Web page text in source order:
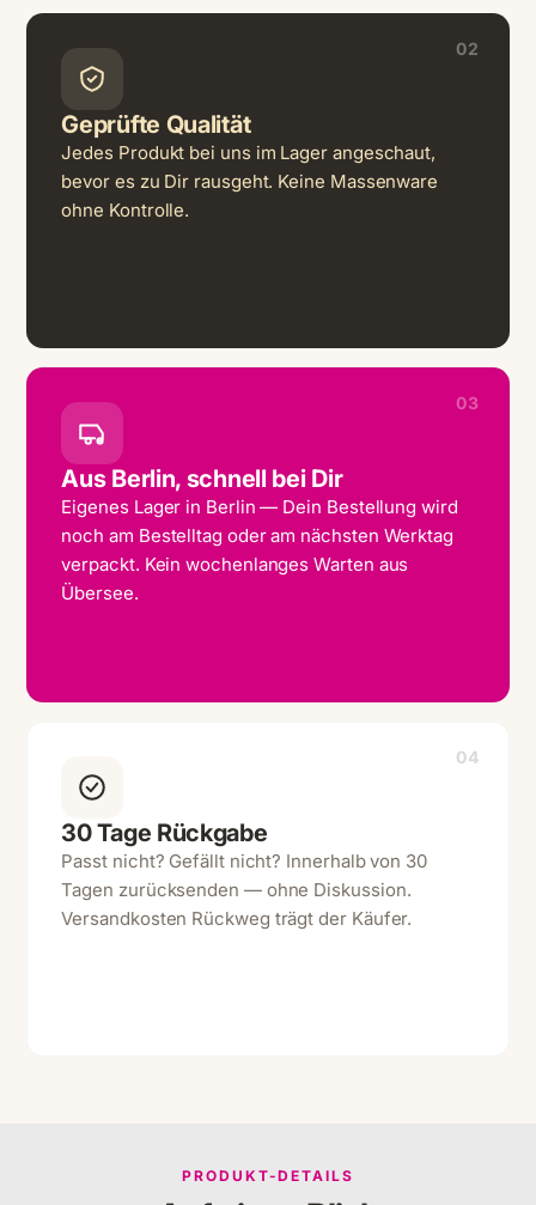
02
Geprüfte Qualität
Jedes Produkt bei uns im Lager angeschaut,
bevor es zu Dir rausgeht. Keine Massenware
ohne Kontrolle.
03
Aus Berlin, schnell bei Dir
Eigenes Lager in Berlin — Dein Bestellung wird
noch am Bestelltag oder am nächsten Werktag
verpackt. Kein wochenlanges Warten aus
Übersee.
04
30 Tage Rückgabe
Passt nicht? Gefällt nicht? Innerhalb von 30
Tagen zurücksenden — ohne Diskussion.
Versandkosten Rückweg trägt der Käufer.
PRODUKT-DETAILS